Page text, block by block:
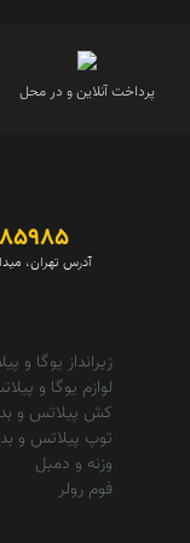
پرداخت آنلاین و در محل
آدرس تهران،
زیرانداز یوگا و
لوازم یوگا و
کش پیلاتس و
توپ پیلاتس و
وزنه و دمبل
فوم رولر